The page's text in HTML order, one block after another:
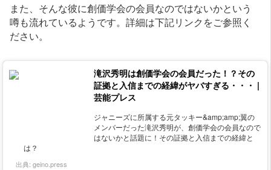
また、そんな彼に創価学会の会員なのではないかという
噂も流れているようです。詳細は下記リンクをご参照く
ださい。
滝沢秀明は創価学会の会員だった！？その
証拠と入信までの経緯がヤバすぎる・・・ |
芸能プレス
ジャニーズに所属する元タッキー&amp;amp;翼の
メンバーだった滝沢秀明が、創価学会の会員なので
はないかと話題に！その証拠と入信までの経緯と
は？
出典: geino.press